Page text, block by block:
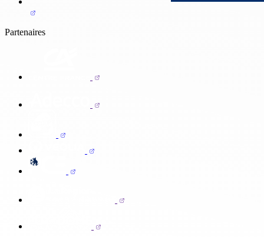
Partenaires